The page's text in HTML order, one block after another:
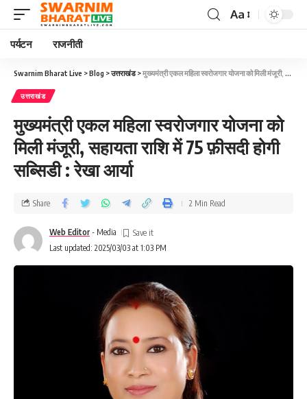
Aa
पर्यटन राजनीती
Swarnim Bharat Live >Blog >उत्तराखंड>मुख्यमंत्री एकल महिला स्वरोजगार योजना को मिली मंजूरी, सहायता राशि में 75 फ़ीसदी होगी सब्सिडी : रेखा आर्या
उत्तराखंड
मुख्यमंत्री एकल महिला स्वरोजगार योजना को
मिली मंजूरी, सहायता राशि में 75 फ़ीसदी होगी
सब्सिडी : रेखा आर्या
Last updated: 2025/03/03 at 1:03 PM
Web Editor - Media
Share 2 Min Read